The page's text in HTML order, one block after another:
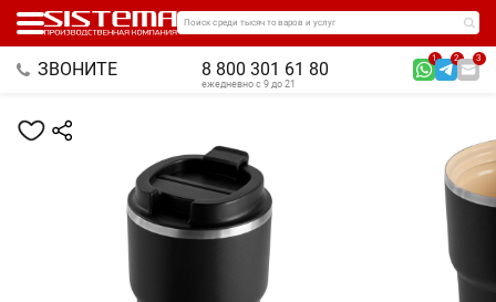
Поиск среди тысяч товаров и услуг
ЗВОНИТЕ 8 800 301 61 80
1 2 3
ежедневно с 9 до 21